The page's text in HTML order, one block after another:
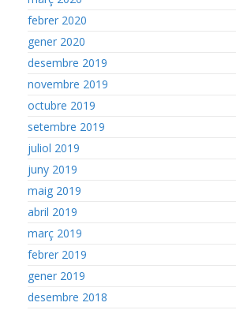
febrer 2020
gener 2020
desembre 2019
novembre 2019
octubre 2019
setembre 2019
juliol 2019
juny 2019
maig 2019
abril 2019
març 2019
febrer 2019
gener 2019
desembre 2018